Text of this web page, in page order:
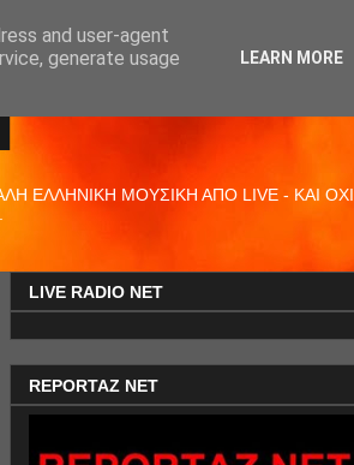
ΕΛΛΗΝΙΚΗ ΜΟΥΣΙΚΗ ΑΠΟ LIVE - ΚΑΙ ΟΧΙ
LIVE RADIO NET
REPORTAZ NET
and user-agent
generate usage
LEARN MORE